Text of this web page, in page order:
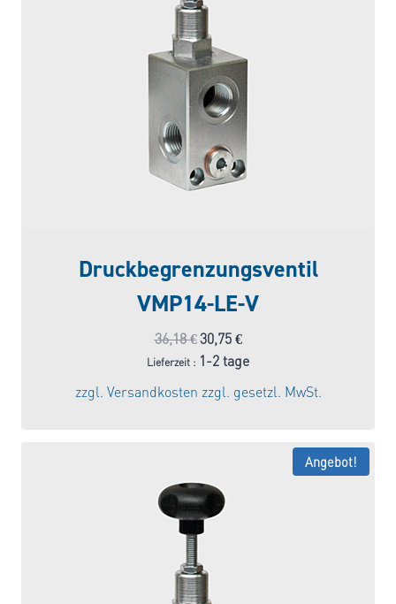
Druckbegrenzungsventil
VMP14-LE-V
36,18€Ursprünglicher
Preis
war:
36,18 €
30,75 €Aktueller
Preis
Lieferzeit : 1-2 tage
zzgl. Versandkosten zzgl. gesetzl. MwSt.
Angebot!